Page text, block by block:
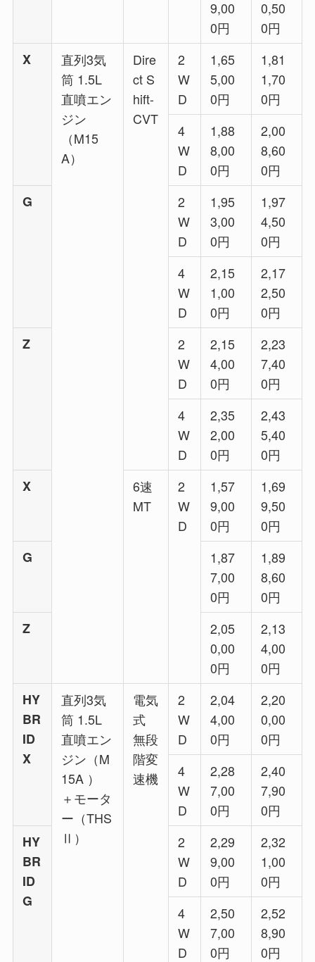
9,00
0円
0,50
0円
X
直列3気
筒 1.5L
直噴エン
ジン
（M15
A）
Dire
ct S
hift-
CVT
2
W
D
1,65
5,00
0円
1,81
1,70
0円
4
W
D
1,88
8,00
0円
2,00
8,60
0円
G
2
W
D
1,95
3,00
0円
1,97
4,50
0円
4
W
D
2,15
1,00
0円
2,17
2,50
0円
Z
2
W
D
2,15
4,00
0円
2,23
7,40
0円
4
W
D
2,35
2,00
0円
2,43
5,40
0円
X
6速
MT
2
W
D
1,57
9,00
0円
1,69
9,50
0円
G
1,87
7,00
0円
1,89
8,60
0円
Z
2,05
0,00
0円
2,13
4,00
0円
HY
BR
ID
X
直列3気
筒 1.5L
直噴エン
ジン（M
15A ）
＋モータ
ー（THS
Ⅱ）
電気
式
無段
階変
速機
2
W
D
2,04
4,00
0円
2,20
0,00
0円
4
W
D
2,28
7,00
0円
2,40
7,90
0円
HY
BR
ID
G
2
W
D
2,29
9,00
0円
2,32
1,00
0円
4
W
D
2,50
7,00
0円
2,52
8,90
0円